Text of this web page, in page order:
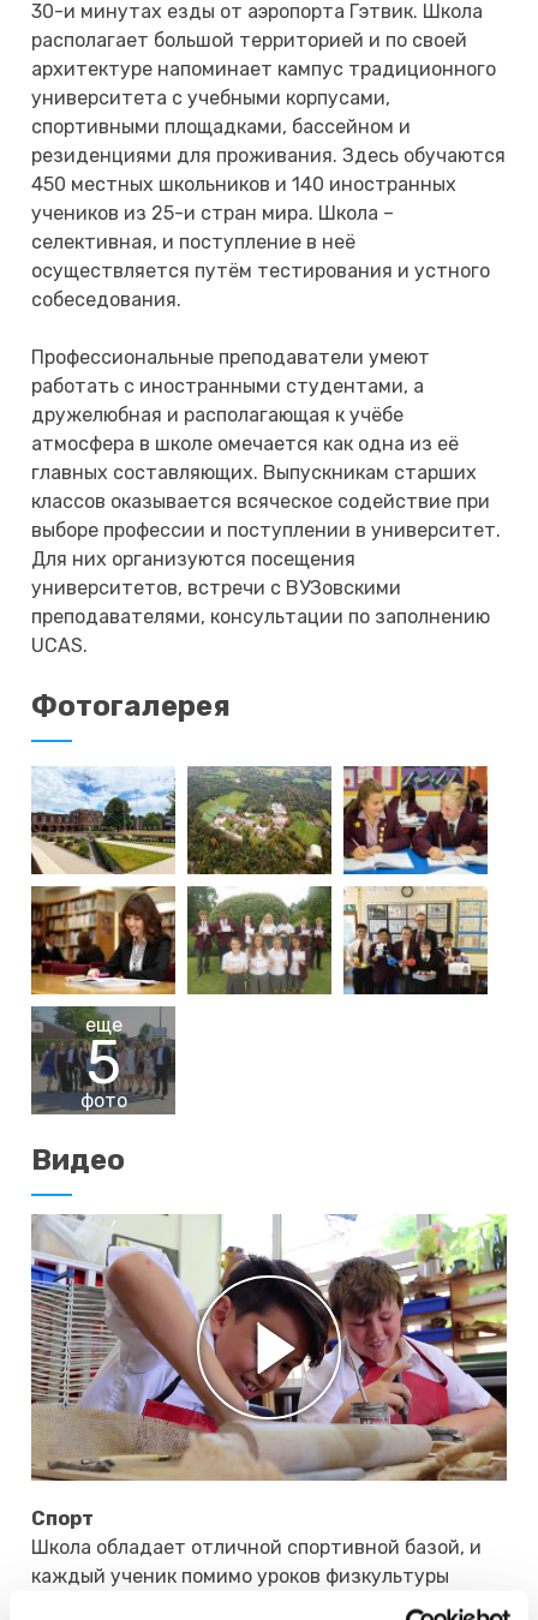
30-и минутах езды от аэропорта Гэтвик. Школа
располагает большой территорией и по своей
архитектуре напоминает кампус традиционного
университета с учебными корпусами,
спортивными площадками, бассейном и
резиденциями для проживания. Здесь обучаются
450 местных школьников и 140 иностранных
учеников из 25-и стран мира. Школа –
селективная, и поступление в неё
осуществляется путём тестирования и устного
собеседования.
Профессиональные преподаватели умеют
работать с иностранными студентами, а
дружелюбная и располагающая к учёбе
атмосфера в школе омечается как одна из её
главных составляющих. Выпускникам старших
классов оказывается всяческое содействие при
выборе профессии и поступлении в университет.
Для них организуются посещения
университетов, встречи с ВУЗовскими
преподавателями, консультации по заполнению
UCAS.
Фотогалерея
еще
5
фото
Видео
Спорт
Школа обладает отличной спортивной базой, и
каждый ученик помимо уроков физкультуры
может заниматься в спортивной секции и